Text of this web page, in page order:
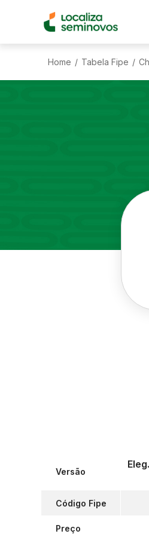
Home / Tabela Fipe /
Versão
Código Fipe
Preço